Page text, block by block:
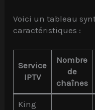
Voici un tableau
caractéristiques :
Service
IPTV
Nombre
de
chaînes
King